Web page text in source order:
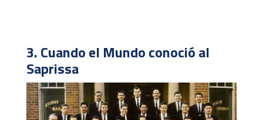
3. Cuando el Mundo conoció al
Saprissa